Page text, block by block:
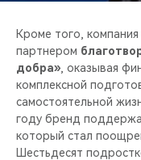
Кроме того, компания
партнером
добра» , оказывая
комплексной
самостоятельной
году бренд
который стал
Шестьдесят